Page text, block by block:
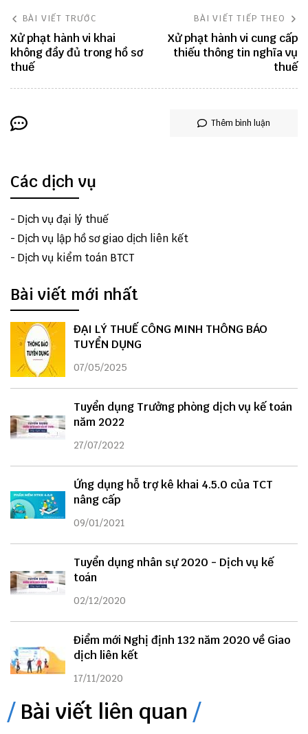
BÀI VIẾT TRƯỚC
Xử phạt hành vi khai
không đầy đủ trong hồ sơ
thuế
BÀI VIẾT TIẾP THEO
Xử phạt hành vi cung cấp
thiếu thông tin nghĩa vụ
thuế
Thêm bình luận
Các dịch vụ
- Dịch vụ đại lý thuế
- Dịch vụ lập hồ sơ giao dịch liên kết
- Dịch vụ kiểm toán BTCT
Bài viết mới nhất
ĐẠI LÝ THUẾ CÔNG MINH THÔNG BÁO
TUYỂN DỤNG
07/05/2025
Tuyển dụng Trưởng phòng dịch vụ kế toán
năm 2022
27/07/2022
Ứng dụng hỗ trợ kê khai 4.5.0 của TCT
nâng cấp
09/01/2021
Tuyển dụng nhân sự 2020 - Dịch vụ kế
toán
02/12/2020
Điểm mới Nghị định 132 năm 2020 về Giao
dịch liên kết
17/11/2020
Bài viết liên quan